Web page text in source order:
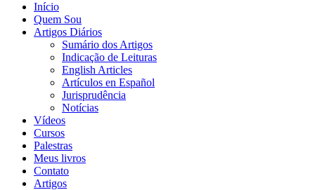
Início
Quem Sou
Artigos Diários
Sumário dos Artigos
Indicação de Leituras
English Articles
Artículos en Español
Jurisprudência
Notícias
Vídeos
Cursos
Palestras
Meus livros
Contato
Artigos